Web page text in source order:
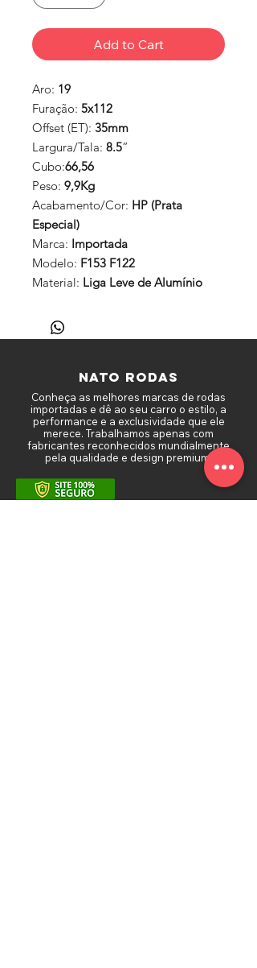
Add to Cart
Aro: 19
Furação: 5x112
Offset (ET): 35mm
Largura/Tala: 8.5”
Cubo:66,56
Peso: 9,9Kg
Acabamento/Cor: HP (Prata
Especial)
Marca: Importada
Modelo: F153 F122
Material: Liga Leve de Alumínio
NATO RODAS
Conheça as melhores marcas de rodas
importadas e dê ao seu carro o estilo, a
performance e a exclusividade que ele
merece. Trabalhamos apenas com
fabricantes reconhecidos mundialmente
pela qualidade e design premium.